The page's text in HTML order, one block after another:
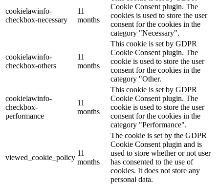
cookielawinfo-
checkbox-necessary
11
months
Cookie Consent plugin. The
cookies is used to store the user
consent for the cookies in the
category "Necessary".
cookielawinfo-
checkbox-others
11
months
This cookie is set by GDPR
Cookie Consent plugin. The
cookie is used to store the user
consent for the cookies in the
category "Other.
cookielawinfo-
checkbox-
performance
11
months
This cookie is set by GDPR
Cookie Consent plugin. The
cookie is used to store the user
consent for the cookies in the
category "Performance".
viewed_cookie_policy
11
months
The cookie is set by the GDPR
Cookie Consent plugin and is
used to store whether or not user
has consented to the use of
cookies. It does not store any
personal data.